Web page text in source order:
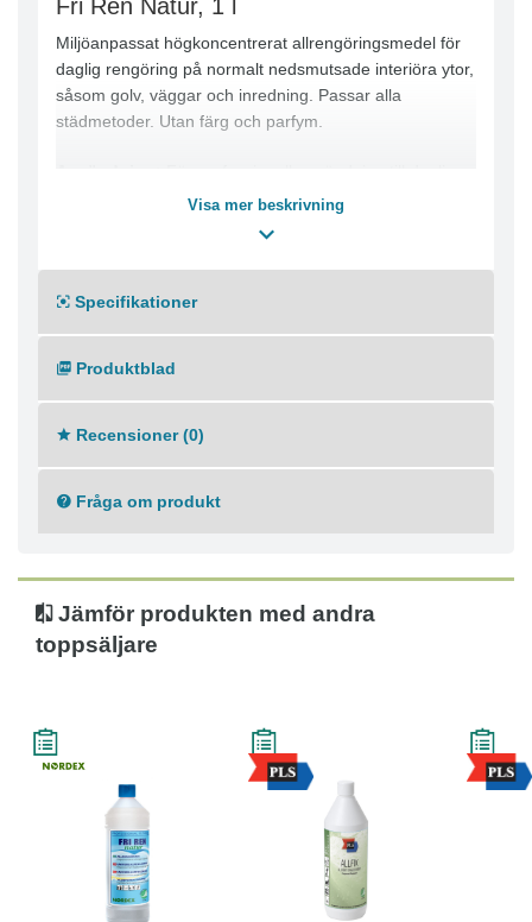
Fri Ren Natur, 1 l
Miljöanpassat högkoncentrerat allrengöringsmedel för
daglig rengöring på normalt nedsmutsade interiöra ytor,
såsom golv, väggar och inredning. Passar alla
städmetoder. Utan färg och parfym.
rengöring av alla vattentåliga tvättbara ytor.
vatten.Normal rengöring: 5 ml till 10 liter vatten.För
exakt dosering använd doseringskapsyl 62526007 eller
Metodbeskrivning:
Eftersköljning är inte nödvändig. Kan även användas i
kombimaskin.
Visa mer beskrivning
Specifikationer
Produktblad
Recensioner (0)
Fråga om produkt
Jämför produkten med andra
toppsäljare